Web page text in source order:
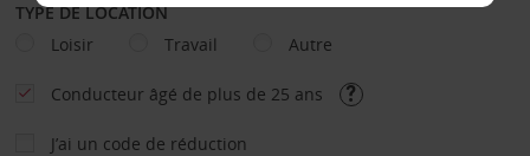
TYPE DE LOCATION
Loisir
Travail Autre
Conducteur âgé de plus de 25 ans
J’ai un code de réduction